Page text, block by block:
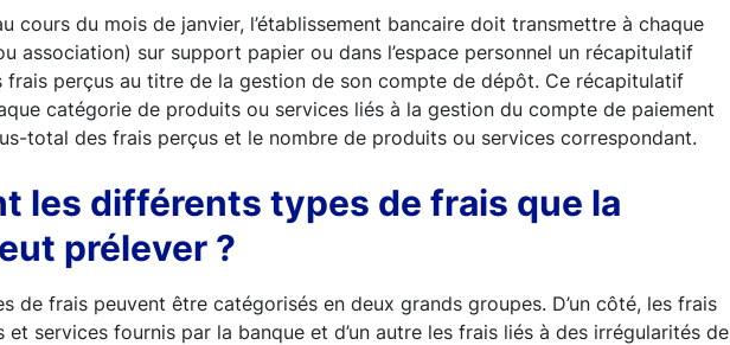
cours du mois de janvier, l’établissement bancaire doit transmettre à chaque
association) sur support papier ou dans l’espace personnel un récapitulatif
frais perçus au titre de la gestion de son compte de dépôt. Ce récapitulatif
catégorie de produits ou services liés à la gestion du compte de paiement
total des frais perçus et le nombre de produits ou services correspondant.
les différents types de frais que la
prélever ?
de frais peuvent être catégorisés en deux grands groupes. D’un côté, les frais
et services fournis par la banque et d’un autre les frais liés à des irrégularités de